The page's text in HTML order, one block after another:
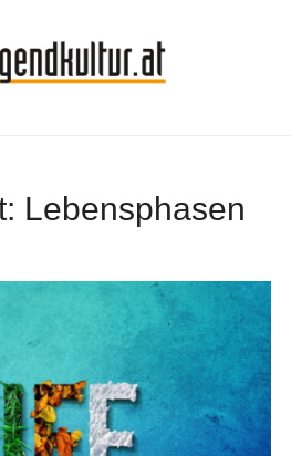
Lebensphasen